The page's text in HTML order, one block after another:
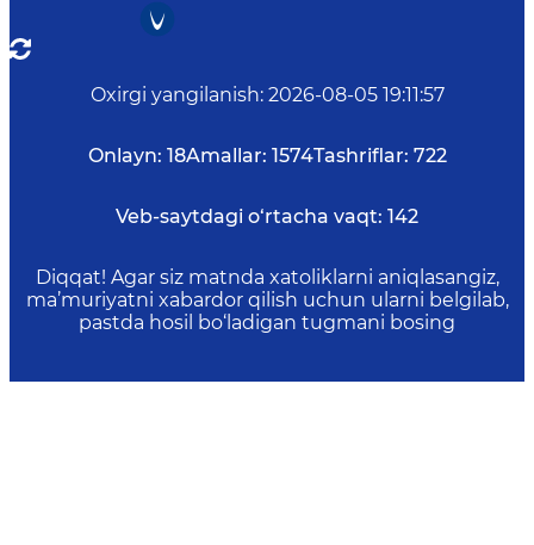
Oxirgi yangilanish: 2026-08-05 19:11:57
Onlayn: 18Amallar: 1574Tashriflar: 722
Veb-saytdagi o‘rtacha vaqt: 142
Diqqat! Agar siz matnda xatoliklarni aniqlasangiz,
ma’muriyatni xabardor qilish uchun ularni belgilab,
pastda hosil bo‘ladigan tugmani bosing